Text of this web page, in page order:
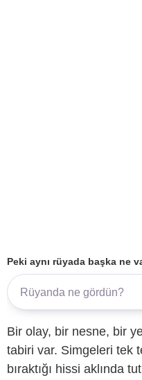
Peki aynı rüyada başka ne
Bir olay, bir nesne, bir
tabiri var. Simgeleri tek
bıraktığı hissi aklında